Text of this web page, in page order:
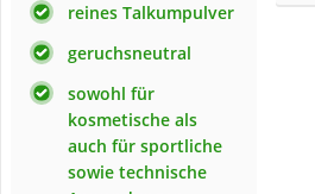
reines Talkumpulver
geruchsneutral
sowohl für
kosmetische als
auch für sportliche
sowie technische